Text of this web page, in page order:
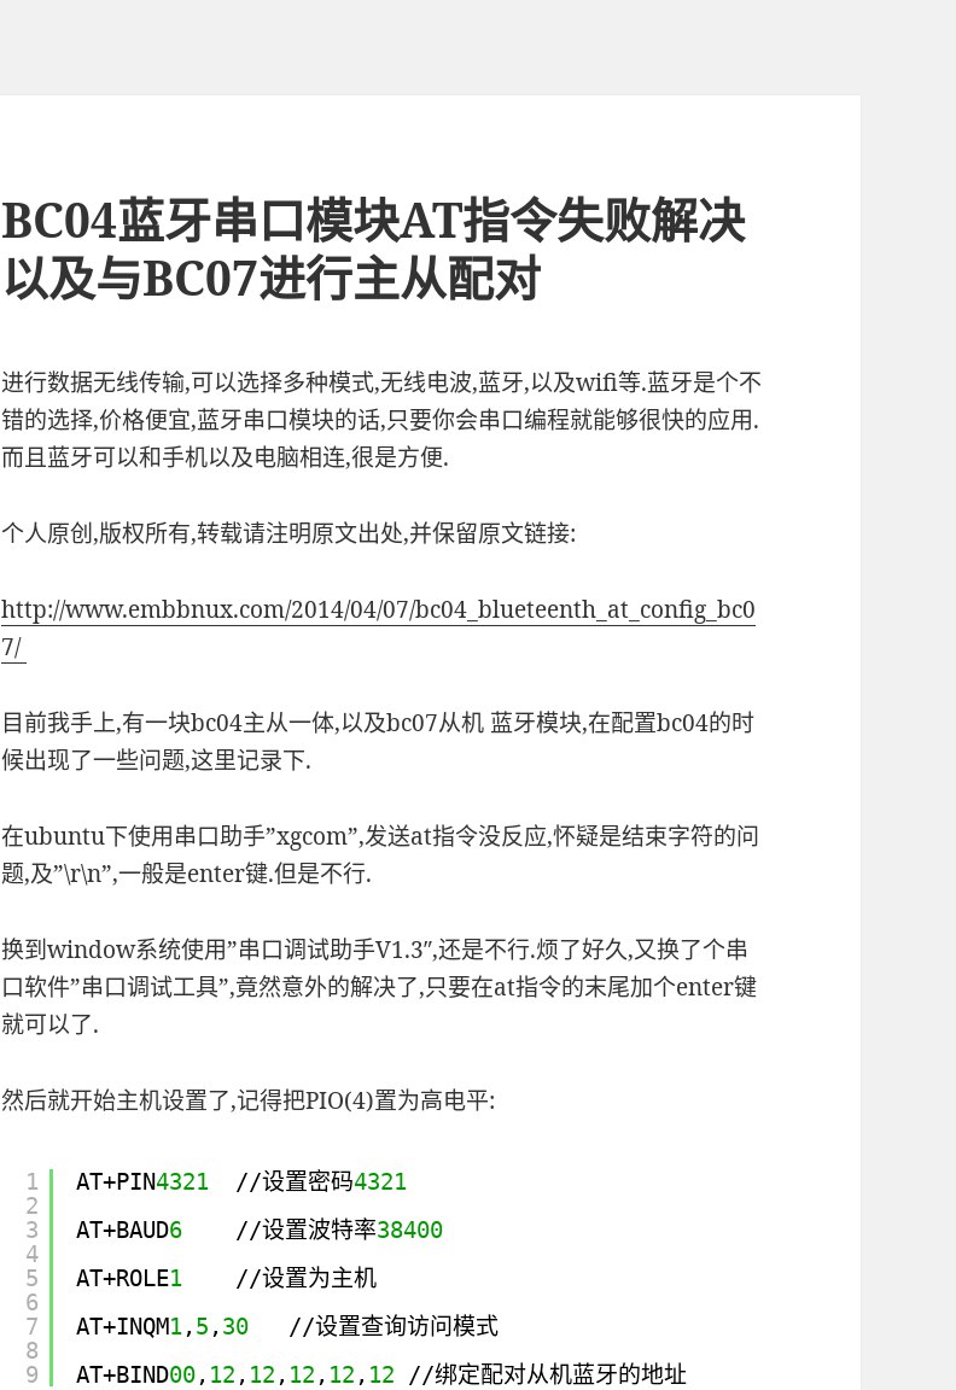
BC04蓝牙串口模块AT指令失败解决
以及与BC07进行主从配对
进行数据无线传输,可以选择多种模式,无线电波,蓝牙,以及wifi等.蓝牙是个不
错的选择,价格便宜,蓝牙串口模块的话,只要你会串口编程就能够很快的应用.
而且蓝牙可以和手机以及电脑相连,很是方便.
个人原创,版权所有,转载请注明原文出处,并保留原文链接:
http://www.embbnux.com/2014/04/07/bc04_blueteenth_at_config_bc0
7/ ‎
目前我手上,有一块bc04主从一体,以及bc07从机 蓝牙模块,在配置bc04的时
候出现了一些问题,这里记录下.
在ubuntu下使用串口助手”xgcom”,发送at指令没反应,怀疑是结束字符的问
题,及”\r\n”,一般是enter键.但是不行.
换到window系统使用”串口调试助手V1.3″,还是不行.烦了好久,又换了个串
口软件”串口调试工具”,竟然意外的解决了,只要在at指令的末尾加个enter键
就可以了.
然后就开始主机设置了,记得把PIO(4)置为高电平:
1
2
3
4
5
6
7
8
9
AT+PIN4321 //设置密码4321
AT+BAUD6 //设置波特率38400
AT+ROLE1
//设置为主机
AT+INQM1, 5 , 30
//设置查询访问模式
AT+BIND00, 12 , 12 , 12 , 12 , 12 //绑定配对从机蓝牙的地址